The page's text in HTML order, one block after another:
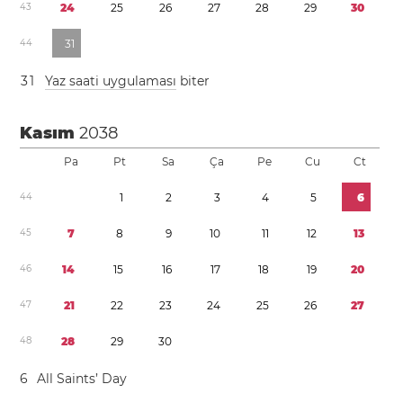
43 24 25 26 27 28 29 30
44 31
31 Yaz saati uygulaması biter
Kasım2038
Pa Pt Sa Ça Pe Cu Ct
44 1 2 3 4 5 6
45 7 8 9 10 11 12 13
46 14 15 16 17 18 19 20
47 21 22 23 24 25 26 27
48 28 29 30
6 All Saints’ Day